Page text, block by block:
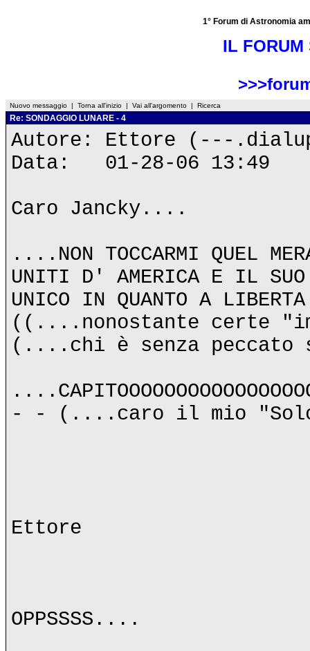
1° Forum di Astronomia
IL FORUM
Nuovo messaggio | Torna all'inizio | Vai all'argomento | Ricerca
Re: SONDAGGIO LUNARE - 4
Autore: Ettore (---
Data: 01-28-06 13:49
Caro Jancky....
....NON TOCCARMI QUEL
UNITI D' AMERICA E IL SUO
UNICO IN QUANTO A
((....nonostante certe
(....chi è senza
- - (....caro il mio "Solo
Ettore
OPPSSSS....